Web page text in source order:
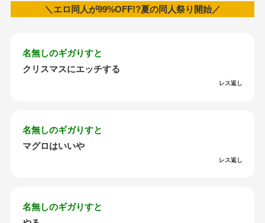
＼エロ同人が99%OFF!?夏の同人祭り開始／
名無しのギガりすと
クリスマスにエッチする
レス返し
名無しのギガりすと
マグロはいいや
レス返し
名無しのギガりすと